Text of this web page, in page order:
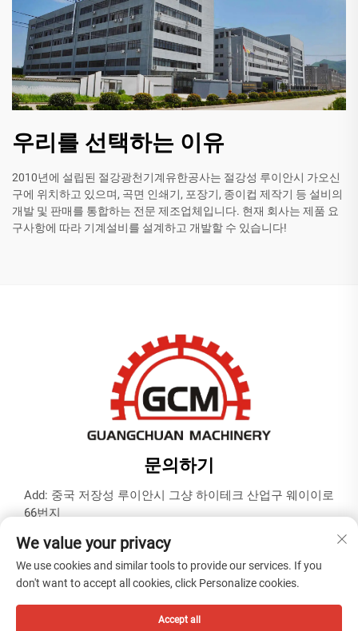
우리를 선택하는 이유
2010년에 설립된 절강광천기계유한공사는 절강성 루이안시 가오신
구에 위치하고 있으며, 곡면 인쇄기, 포장기, 종이컵 제작기 등 설비의
개발 및 판매를 통합하는 전문 제조업체입니다. 현재 회사는 제품 요
구사항에 따라 기계설비를 설계하고 개발할 수 있습니다!
문의하기
Add: 중국 저장성 루이안시 그샹 하이테크 산업구 웨이이로
66번지
전화:+86-577-65566677
이메일:[email protected]
Copyright © 절강광천기계 유한회사 -
We value your privacy
We use cookies and similar tools to provide our services. If you
don't want to accept all cookies, click Personalize cookies.
Accept all